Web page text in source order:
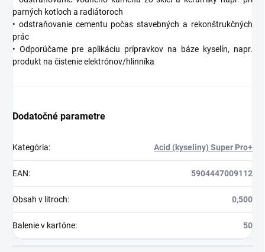
parných kotloch a radiátoroch
• odstraňovanie cementu počas stavebných a rekonštrukčných
prác
• Odporúčame pre aplikáciu prípravkov na báze kyselín, napr.
produkt na čistenie elektrónov/hlinníka
Dodatočné parametre
Kategória: Acid (kyseliny) Super Pro+
EAN: 5904447009112
Obsah v litroch: 0,500
Balenie v kartóne: 50